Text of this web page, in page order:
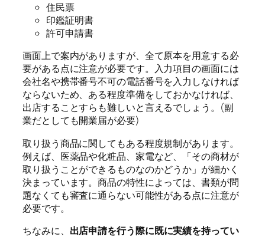
住民票
印鑑証明書
許可申請書
画面上で案内がありますが、全て原本を用意する必
要がある点に注意が必要です。入力項目の画面には
会社名や携帯番号不可の電話番号を入力しなければ
ならないため、ある程度準備をしておかなければ、
出店することすらも難しいと言えるでしょう。(副
業だとしても開業届が必要)
取り扱う商品に関してもある程度規制があります。
例えば、医薬品や化粧品、家電など、「その商材が
取り扱うことができるものなのかどうか」が細かく
決まっています。商品の特性によっては、書類が問
題なくても審査に通らない可能性がある点に注意が
必要です。
ちなみに、 出店申請を行う際に既に実績を持ってい